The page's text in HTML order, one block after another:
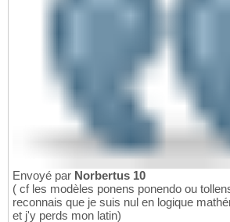
Envoyé par Norbertus 10
( cf les modèles ponens ponendo ou
reconnais que je suis nul en logique
et j'y perds mon latin)